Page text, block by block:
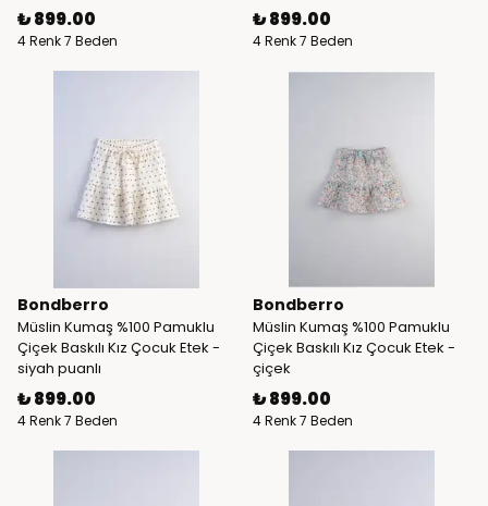
₺ 899.00
4 Renk 7 Beden
₺ 899.00
4 Renk 7 Beden
Bondberro
Müslin Kumaş %100 Pamuklu
Çiçek Baskılı Kız Çocuk Etek -
siyah puanlı
₺ 899.00
4 Renk 7 Beden
Bondberro
Müslin Kumaş %100 Pamuklu
Çiçek Baskılı Kız Çocuk Etek -
çiçek
₺ 899.00
4 Renk 7 Beden